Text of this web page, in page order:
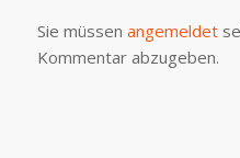
Sie müssen angemeldet
Kommentar abzugeben.